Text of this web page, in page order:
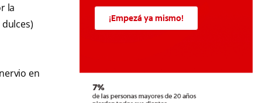
la
en
¡Empezá ya mismo!